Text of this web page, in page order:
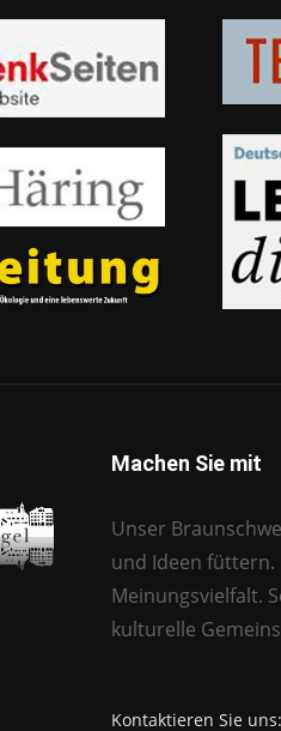
Machen Sie mit
Unser
und Ideen
Meinungsvielfalt.
kulturelle
Kontaktieren Sie uns: